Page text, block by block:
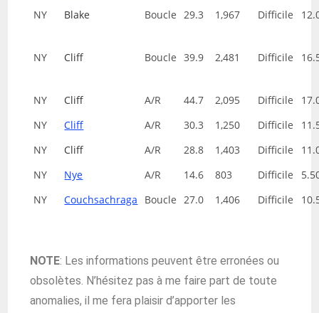
NY
Blake Boucle 29.3 1,967 Difficile
NY Cliff Boucle 39.9 2,481 Difficile
NY Cliff A/R 44.7 2,095 Difficile
NY
Cliff A/R 30.3 1,250 Difficile
NY
Cliff A/R 28.8 1,403 Difficile
NY
Nye A/R 14.6 803 Difficile
NY
Couchsachraga Boucle 27.0 1,406 Difficile
NOTE: Les informations peuvent être erronées ou
obsolètes. N’hésitez pas à me faire part de toute
anomalies, il me fera plaisir d’apporter les